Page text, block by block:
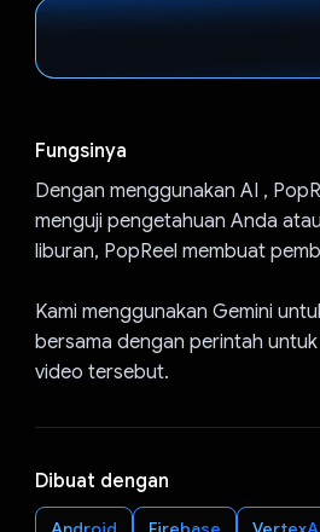
Fungsinya
Dengan menggunakan AI ,
menguji pengetahuan Anda
liburan, PopReel membuat
Kami menggunakan Gemini
bersama dengan perintah
video tersebut.
Dibuat dengan